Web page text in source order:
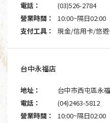
電話：
(03)526-2784
營業時間：
10:00~隔日02:00
支付工具：
現金/信用卡/悠
台中永福店
地址：
台中市西屯區永
電話：
(04)2463-5812
營業時間：
10:00~隔日02:00